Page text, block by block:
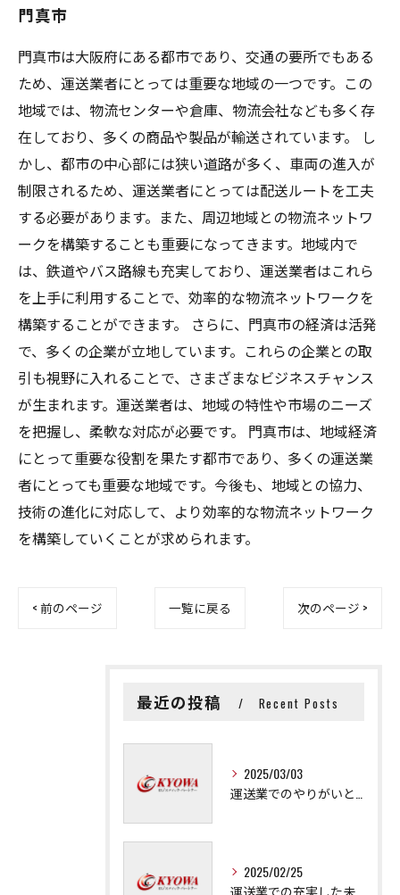
門真市
門真市は大阪府にある都市であり、交通の要所でもある
ため、運送業者にとっては重要な地域の一つです。この
地域では、物流センターや倉庫、物流会社なども多く存
在しており、多くの商品や製品が輸送されています。 し
かし、都市の中心部には狭い道路が多く、車両の進入が
制限されるため、運送業者にとっては配送ルートを工夫
する必要があります。また、周辺地域との物流ネットワ
ークを構築することも重要になってきます。地域内で
は、鉄道やバス路線も充実しており、運送業者はこれら
を上手に利用することで、効率的な物流ネットワークを
構築することができます。 さらに、門真市の経済は活発
で、多くの企業が立地しています。これらの企業との取
引も視野に入れることで、さまざまなビジネスチャンス
が生まれます。運送業者は、地域の特性や市場のニーズ
を把握し、柔軟な対応が必要です。 門真市は、地域経済
にとって重要な役割を果たす都市であり、多くの運送業
者にとっても重要な地域です。今後も、地域との協力、
技術の進化に対応して、より効率的な物流ネットワーク
を構築していくことが求められます。
< 前のページ 一覧に戻る 次のページ >
最近の投稿 Recent Posts
2025/03/03
2025/02/25